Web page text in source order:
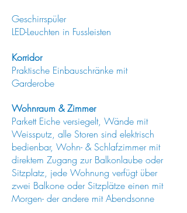
Geschirrspüler
LED-Leuchten in Fussleisten
Korridor
Praktische Einbauschränke mit
Garderobe
Wohnraum & Zimmer
Parkett Eiche versiegelt, Wände mit
Weissputz, alle Storen sind elektrisch
bedienbar, Wohn- & Schlafzimmer mit
direktem Zugang zur Balkonlaube oder
Sitzplatz, jede Wohnung verfügt über
zwei Balkone oder Sitzplätze einen mit
Morgen- der andere mit Abendsonne